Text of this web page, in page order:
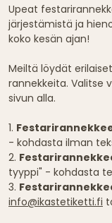
Upeat
järjestämistä ja
koko kesän ajan!
Meiltä löydät
rannekkeita. Valitse
sivun alla.
1.
- kohdasta ilman
2.
tyyppi" - kohdasta
3.
info@ikastetiketti.fi